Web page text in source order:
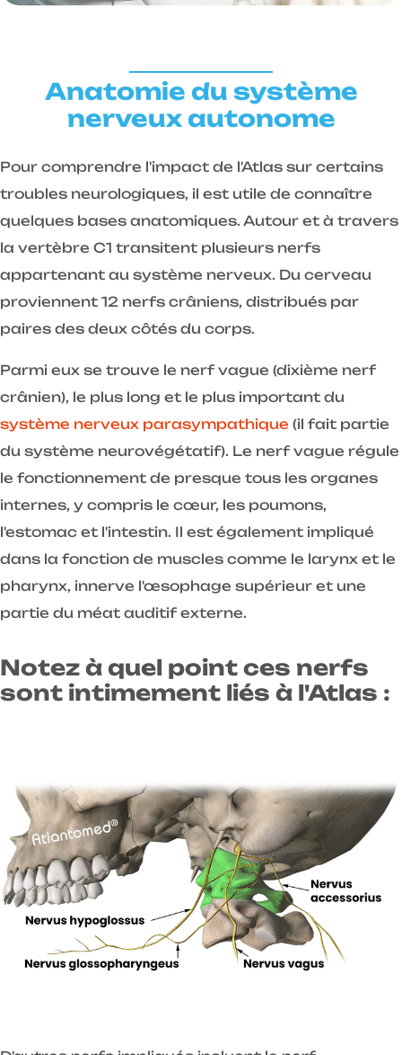
Anatomie du système
nerveux autonome
Pour comprendre l'impact de l'Atlas sur certains
troubles neurologiques, il est utile de connaître
quelques bases anatomiques. Autour et à travers
la vertèbre C1 transitent plusieurs nerfs
appartenant au système nerveux. Du cerveau
proviennent 12 nerfs crâniens, distribués par
paires des deux côtés du corps.
Parmi eux se trouve le nerf vague (dixième nerf
crânien), le plus long et le plus important du
système nerveux parasympathique (il fait partie
du système neurovégétatif). Le nerf vague régule
le fonctionnement de presque tous les organes
internes, y compris le cœur, les poumons,
l'estomac et l'intestin. Il est également impliqué
dans la fonction de muscles comme le larynx et le
pharynx, innerve l'œsophage supérieur et une
partie du méat auditif externe.
Notez à quel point ces nerfs
sont intimement liés à l'Atlas :